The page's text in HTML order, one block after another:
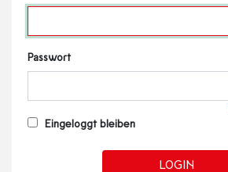
Passwort
Eingeloggt bleiben
LOGIN